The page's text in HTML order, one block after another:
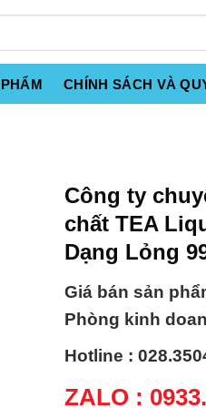
CHÍNH SÁCH VÀ
Công ty
chất TEA
Dạng Lỏng
Giá bán sản
Phòng kinh
Hotline :
ZALO :